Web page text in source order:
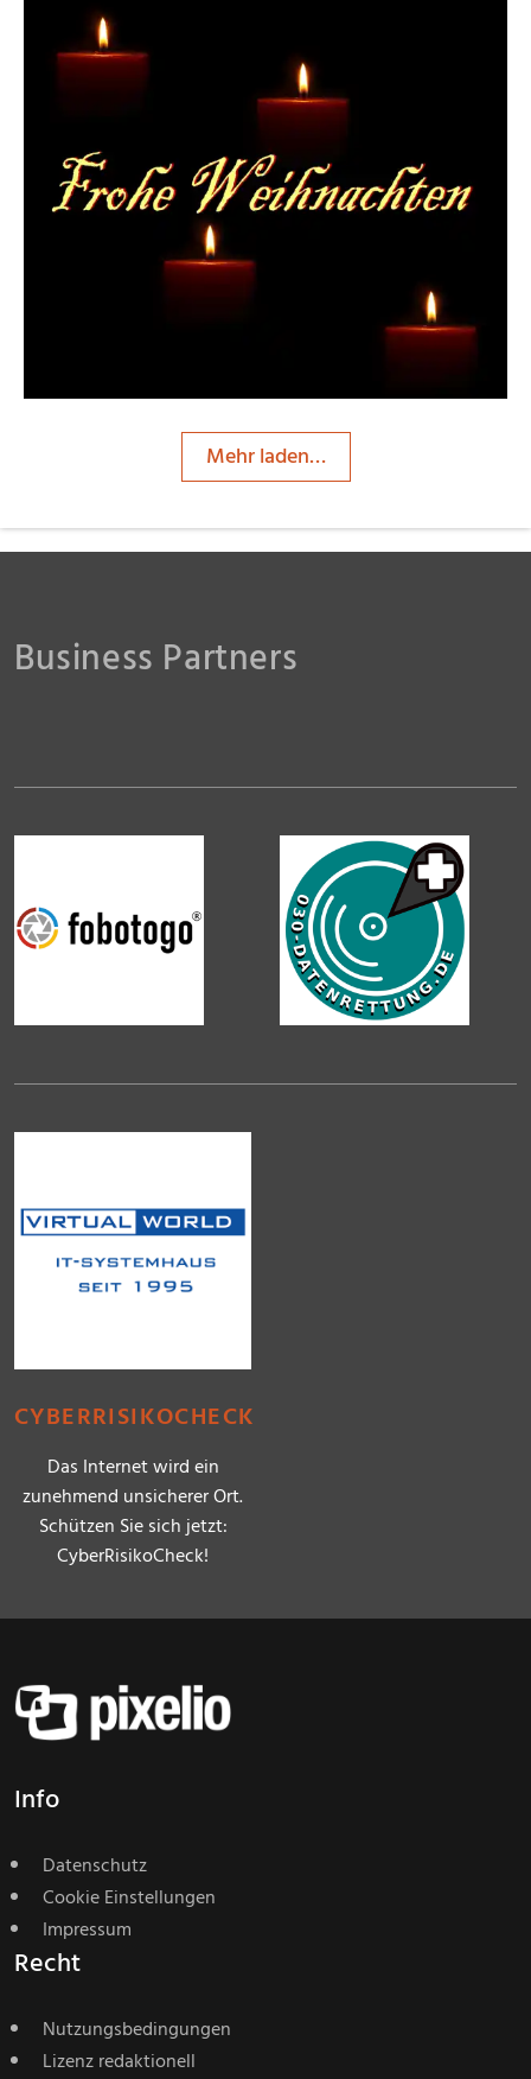
Sternschnuppe1
Mehr laden…
Business Partners
CYBERRISIKOCHECK
Das Internet wird ein
zunehmend unsicherer Ort.
Schützen Sie sich jetzt:
CyberRisikoCheck!
Info
Datenschutz
Cookie Einstellungen
Impressum
Recht
Nutzungsbedingungen
Lizenz redaktionell